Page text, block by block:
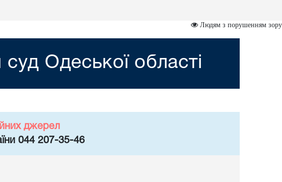
Людям з порушенням зору
Одеської області
джерел
044 207-35-46